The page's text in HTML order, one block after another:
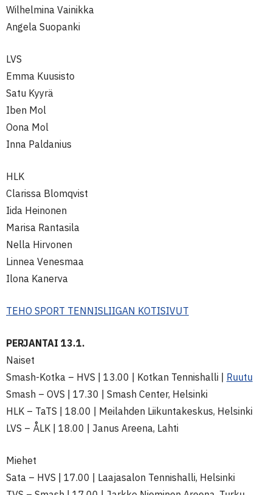
Wilhelmina Vainikka
Angela Suopanki
LVS
Emma Kuusisto
Satu Kyyrä
Iben Mol
Oona Mol
Inna Paldanius
HLK
Clarissa Blomqvist
Iida Heinonen
Marisa Rantasila
Nella Hirvonen
Linnea Venesmaa
Ilona Kanerva
TEHO SPORT TENNISLIIGAN KOTISIVUT
PERJANTAI 13.1.
Naiset
Smash-Kotka – HVS | 13.00 | Kotkan Tennishalli | Ruutu
Smash – OVS | 17.30 | Smash Center, Helsinki
HLK – TaTS | 18.00 | Meilahden Liikuntakeskus, Helsinki
LVS – ÅLK | 18.00 | Janus Areena, Lahti
Miehet
Sata – HVS | 17.00 | Laajasalon Tennishalli, Helsinki